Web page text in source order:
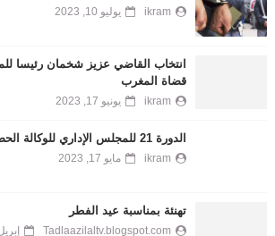
ikram يوليو 10, 2023
انتخاب القاضي عزيز شخمان رئيسا
قضاة المغرب
ikram يونيو 17, 2023
الدورة 21 للمجلس الإداري للوكالة الحضرية لبني ملال
ikram مايو 17, 2023
تهنئة بمناسبة عيد الفطر
Tadlaazilaltv.blogspot.com إبريل 21,